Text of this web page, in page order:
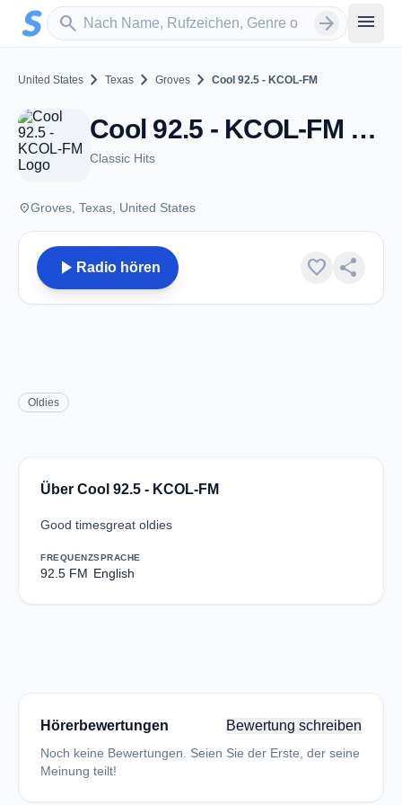
Zum Hauptinhalt springen
search
Sender suchen arrow_forward menu
United States chevron_right Texas chevron_right Groves chevron_right Cool 92.5 - KCOL-FM
Cool 92.5 - KCOL-FM - FM 92.5 - Groves, TX
Classic Hits
placeGroves, Texas, United States
play_arrow Radio hören favorite share
Oldies
Über Cool 92.5 - KCOL-FM
Good timesgreat oldies
FREQUENZ
92.5 FM
SPRACHE
English
Hörerbewertungen Bewertung schreiben
Noch keine Bewertungen. Seien Sie der Erste, der seine
Meinung teilt!